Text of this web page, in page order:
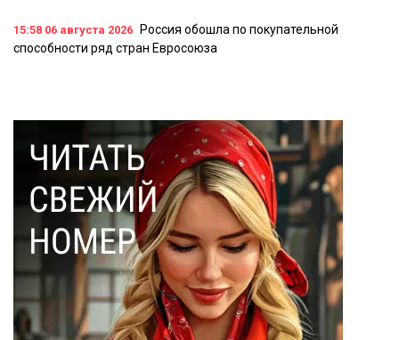
15:58 06 августа 2026
Россия обошла по покупательной
способности ряд стран Евросоюза